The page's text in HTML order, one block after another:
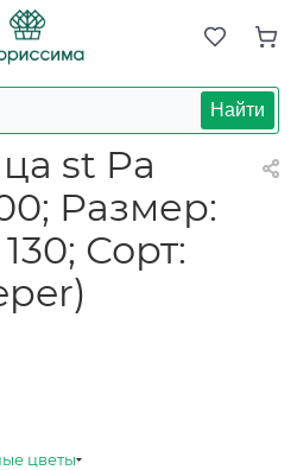
Найти
st Pa
Размер:
Сорт:
цветы